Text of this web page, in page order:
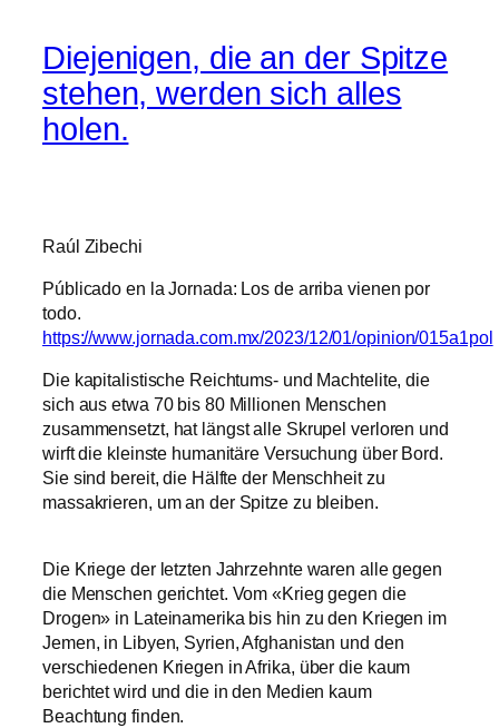
Diejenigen, die an der Spitze
stehen, werden sich alles
holen.
Raúl Zibechi
Públicado en la Jornada: Los de arriba vienen por
todo.
https://www.jornada.com.mx/2023/12/01/opinion/015a1pol
Die kapitalistische Reichtums- und Machtelite, die
sich aus etwa 70 bis 80 Millionen Menschen
zusammensetzt, hat längst alle Skrupel verloren und
wirft die kleinste humanitäre Versuchung über Bord.
Sie sind bereit, die Hälfte der Menschheit zu
massakrieren, um an der Spitze zu bleiben.
Die Kriege der letzten Jahrzehnte waren alle gegen
die Menschen gerichtet. Vom «Krieg gegen die
Drogen» in Lateinamerika bis hin zu den Kriegen im
Jemen, in Libyen, Syrien, Afghanistan und den
verschiedenen Kriegen in Afrika, über die kaum
berichtet wird und die in den Medien kaum
Beachtung finden.